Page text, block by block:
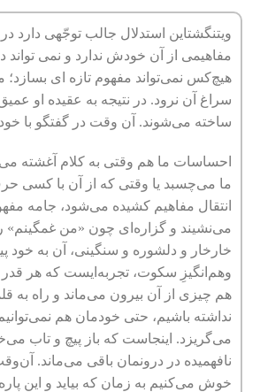
ویتنگشتاین استدلال جالب توجّهی
مفاهیمی از آن خودش ندارد و نمی تواند
هیچ‌کس نمی‌تواند مفهوم تازه ای
سراغ آن نرود. در نتیجه به عقیده او
ساخته می‌شوند. آن وقت در گفتگو با
احساسات ما هم وقتی به کلام آغشته
ما می‌چسبد یا وقتی که از آن با کسی
انتقال مفاهیم کشیده می‌شود، جامه
می‌نشیند و گزاره‌ای چون «من غمگینم»
خارخار و دلشوره و سنگینی، آن به خود
وهم‌انگیزِ سکوت، تجربه‌ایست که هر قدر
هم چیزی از آن بیرون می‌ماند و راه
نداشته باشیم، حتی خودمان هم
می‌گریزد. اینجاست که باز پیچ و تاب
نافهمیده در درونمان باقی می‌ماند.
خوش می‌کنیم به زمان که بیاید و این پاره